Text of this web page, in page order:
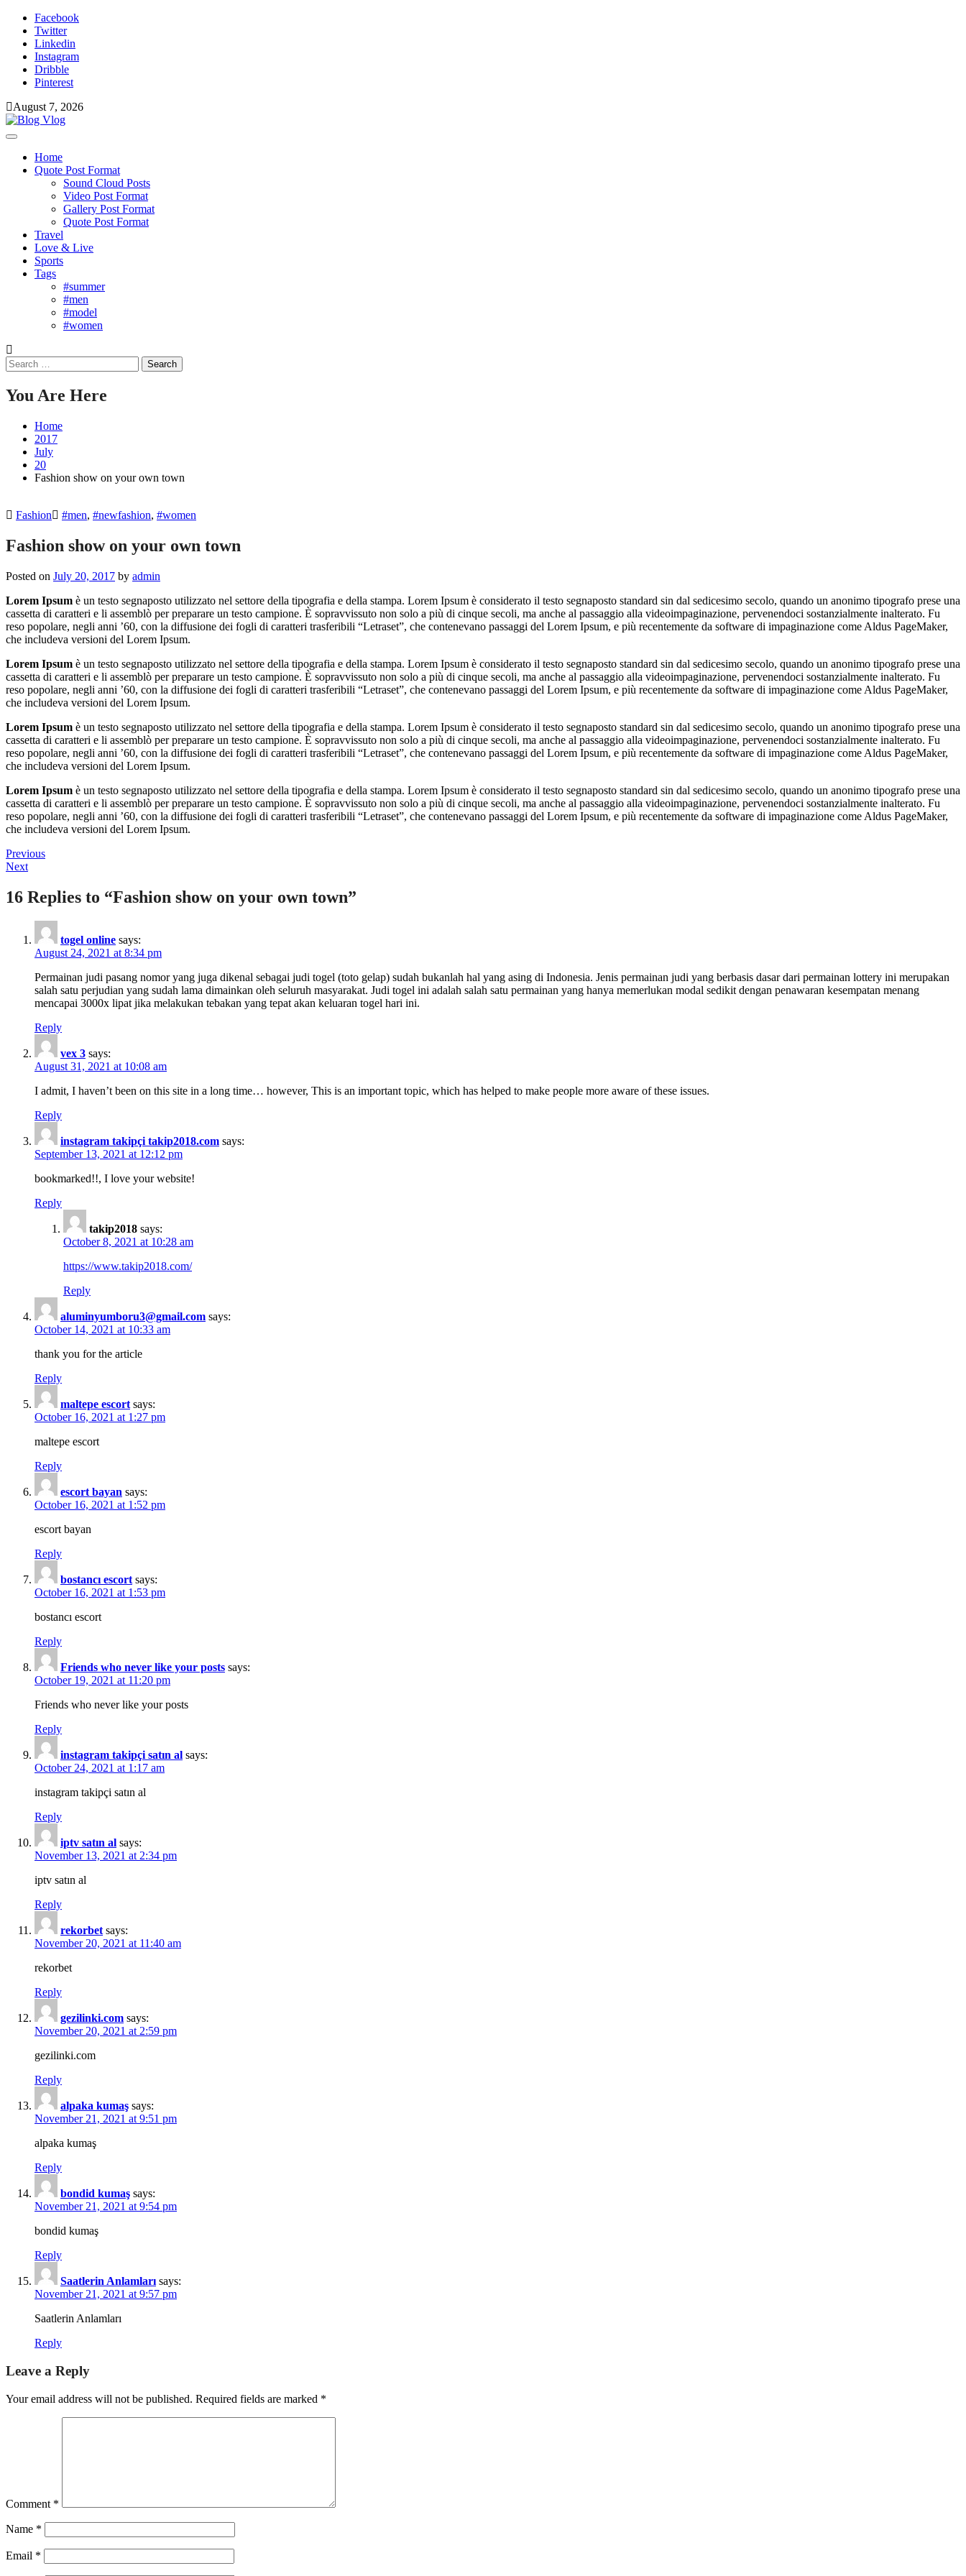
Skip
content
Facebook
Twitter
Linkedin
Instagram
Dribble
Pinterest
August 7, 2026
Toggle
navigationHome
Quote Post Format
Sound Cloud Posts
Video Post Format
Gallery Post Format
Quote Post Format
Travel
Love & Live
Sports
Tags
#summer
#men
#model
#women
Search
for:
You Are Here
Home
2017
July
20
Fashion show on your own town
Fashion #men, #newfashion, #women
Fashion show on your own town
Posted on July 20, 2017 by admin
Lorem Ipsum è un testo segnaposto utilizzato nel settore della tipografia e della stampa. Lorem Ipsum è considerato il testo segnaposto standard sin dal sedicesimo secolo, quando un anonimo tipografo prese una
cassetta di caratteri e li assemblò per preparare un testo campione. È sopravvissuto non solo a più di cinque secoli, ma anche al passaggio alla videoimpaginazione, pervenendoci sostanzialmente inalterato. Fu
reso popolare, negli anni ’60, con la diffusione dei fogli di caratteri trasferibili “Letraset”, che contenevano passaggi del Lorem Ipsum, e più recentemente da software di impaginazione come Aldus PageMaker,
che includeva versioni del Lorem Ipsum.
Lorem Ipsum è un testo segnaposto utilizzato nel settore della tipografia e della stampa. Lorem Ipsum è considerato il testo segnaposto standard sin dal sedicesimo secolo, quando un anonimo tipografo prese una
cassetta di caratteri e li assemblò per preparare un testo campione. È sopravvissuto non solo a più di cinque secoli, ma anche al passaggio alla videoimpaginazione, pervenendoci sostanzialmente inalterato. Fu
reso popolare, negli anni ’60, con la diffusione dei fogli di caratteri trasferibili “Letraset”, che contenevano passaggi del Lorem Ipsum, e più recentemente da software di impaginazione come Aldus PageMaker,
che includeva versioni del Lorem Ipsum.
Lorem Ipsum è un testo segnaposto utilizzato nel settore della tipografia e della stampa. Lorem Ipsum è considerato il testo segnaposto standard sin dal sedicesimo secolo, quando un anonimo tipografo prese una
cassetta di caratteri e li assemblò per preparare un testo campione. È sopravvissuto non solo a più di cinque secoli, ma anche al passaggio alla videoimpaginazione, pervenendoci sostanzialmente inalterato. Fu
reso popolare, negli anni ’60, con la diffusione dei fogli di caratteri trasferibili “Letraset”, che contenevano passaggi del Lorem Ipsum, e più recentemente da software di impaginazione come Aldus PageMaker,
che includeva versioni del Lorem Ipsum.
Lorem Ipsum è un testo segnaposto utilizzato nel settore della tipografia e della stampa. Lorem Ipsum è considerato il testo segnaposto standard sin dal sedicesimo secolo, quando un anonimo tipografo prese una
cassetta di caratteri e li assemblò per preparare un testo campione. È sopravvissuto non solo a più di cinque secoli, ma anche al passaggio alla videoimpaginazione, pervenendoci sostanzialmente inalterato. Fu
reso popolare, negli anni ’60, con la diffusione dei fogli di caratteri trasferibili “Letraset”, che contenevano passaggi del Lorem Ipsum, e più recentemente da software di impaginazione come Aldus PageMaker,
che includeva versioni del Lorem Ipsum.
Post
navigation
PreviousPrevious
NextNext
16 Replies to “Fashion show on your own town”
togel online says:
August 24, 2021 at 8:34 pm
Permainan judi pasang nomor yang juga dikenal sebagai judi togel (toto gelap) sudah bukanlah hal yang asing di Indonesia. Jenis permainan judi yang berbasis dasar dari permainan lottery ini merupakan
salah satu perjudian yang sudah lama dimainkan oleh seluruh masyarakat. Judi togel ini adalah salah satu permainan yang hanya memerlukan modal sedikit dengan penawaran kesempatan menang
mencapai 3000x lipat jika melakukan tebakan yang tepat akan keluaran togel hari ini.
Reply
vex 3 says:
August 31, 2021 at 10:08 am
I admit, I haven’t been on this site in a long time… however, This is an important topic, which has helped to make people more aware of these issues.
Reply
instagram takipçi takip2018.com says:
September 13, 2021 at 12:12 pm
bookmarked!!, I love your website!
Reply
takip2018 says:
October 8, 2021 at 10:28 am
https://www.takip2018.com/
Reply
aluminyumboru3@gmail.com says:
October 14, 2021 at 10:33 am
thank you for the article
Reply
maltepe escort says:
October 16, 2021 at 1:27 pm
maltepe escort
Reply
escort bayan says:
October 16, 2021 at 1:52 pm
escort bayan
Reply
bostancı escort says:
October 16, 2021 at 1:53 pm
bostancı escort
Reply
Friends who never like your posts says:
October 19, 2021 at 11:20 pm
Friends who never like your posts
Reply
instagram takipçi satın al says:
October 24, 2021 at 1:17 am
instagram takipçi satın al
Reply
iptv satın al says:
November 13, 2021 at 2:34 pm
iptv satın al
Reply
rekorbet says:
November 20, 2021 at 11:40 am
rekorbet
Reply
gezilinki.com says:
November 20, 2021 at 2:59 pm
gezilinki.com
Reply
alpaka kumaş says:
November 21, 2021 at 9:51 pm
alpaka kumaş
Reply
bondid kumaş says:
November 21, 2021 at 9:54 pm
bondid kumaş
Reply
Saatlerin Anlamları says:
November 21, 2021 at 9:57 pm
Saatlerin Anlamları
Reply
Leave a Reply
Your email address will not be published. Required fields are marked *
Comment *
Name *
Email *